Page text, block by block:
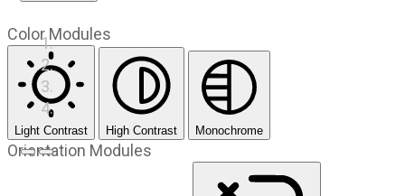
Предыдущий слайд
Следующий слайд
Color Modules
Light Contrast High Contrast Monochrome
Orientation Modules